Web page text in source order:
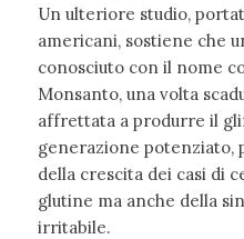
Un ulteriore studio,
americani, sostiene che
conosciuto con il nome
Monsanto, una volta
affrettata a produrre il
generazione potenziato,
della crescita dei casi di
glutine ma anche della
irritabile.